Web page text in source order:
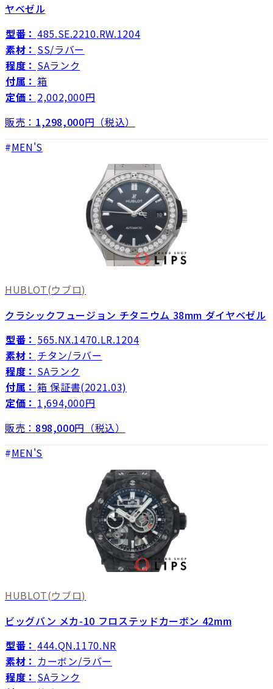
ヤベゼル
型番： 485.SE.2210.RW.1204
素材： SS/ラバー
程度： SAランク
付属： 箱
定価： 2,002,000円
販売： 1,298,000円（税込）
MEN'S
HUBLOT(ウブロ)
クラシックフュージョン チタニウム 38mm ダイヤベゼル
型番： 565.NX.1470.LR.1204
素材： チタン/ラバー
程度： SAランク
付属： 箱 保証書(2021.03)
定価： 1,694,000円
販売： 898,000円（税込）
MEN'S
HUBLOT(ウブロ)
ビッグバン メカ-10 フロステッドカーボン 42mm
型番： 444.QN.1170.NR
素材： カーボン/ラバー
程度： SAランク